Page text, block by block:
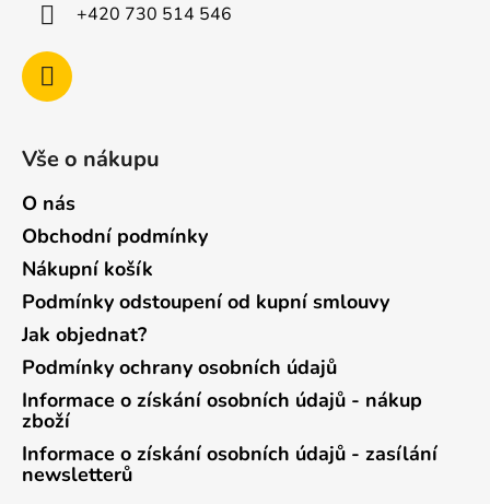
+420 730 514 546
Vše o nákupu
O nás
Obchodní podmínky
Nákupní košík
Podmínky odstoupení od kupní smlouvy
Jak objednat?
Podmínky ochrany osobních údajů
Informace o získání osobních údajů - nákup
zboží
Informace o získání osobních údajů - zasílání
newsletterů